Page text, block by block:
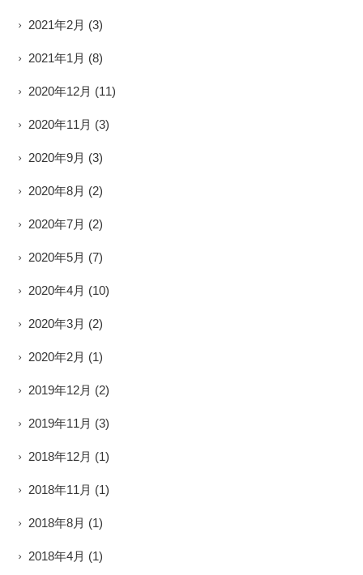
2021年2月 (3)
2021年1月 (8)
2020年12月 (11)
2020年11月 (3)
2020年9月 (3)
2020年8月 (2)
2020年7月 (2)
2020年5月 (7)
2020年4月 (10)
2020年3月 (2)
2020年2月 (1)
2019年12月 (2)
2019年11月 (3)
2018年12月 (1)
2018年11月 (1)
2018年8月 (1)
2018年4月 (1)